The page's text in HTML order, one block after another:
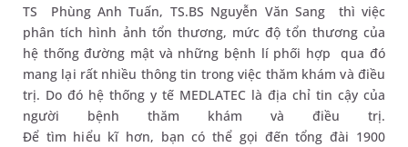
TS Phùng Anh Tuấn, TS.BS Nguyễn Văn Sang thì việc
phân tích hình ảnh tổn thương, mức độ tổn thương của
hệ thống đường mật và những bệnh lí phối hợp qua đó
mang lại rất nhiều thông tin trong việc thăm khám và điều
trị. Do đó hệ thống y tế MEDLATEC là địa chỉ tin cậy của
người bệnh thăm khám và điều trị.
Để tìm hiểu kĩ hơn, bạn có thể gọi đến tổng đài 1900